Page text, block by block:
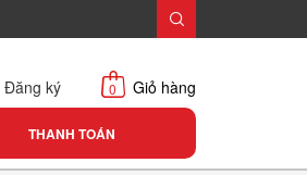
Đăng ký Giỏ hàng
0
THANH TOÁN